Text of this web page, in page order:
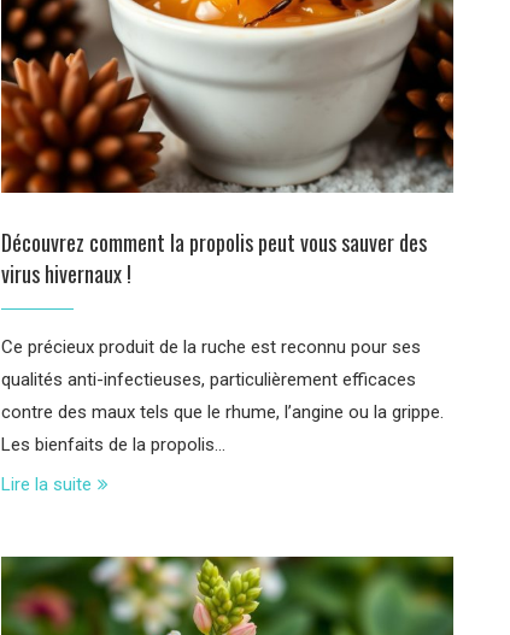
Découvrez comment la propolis peut vous sauver des
virus hivernaux !
Ce précieux produit de la ruche est reconnu pour ses
qualités anti-infectieuses, particulièrement efficaces
contre des maux tels que le rhume, l’angine ou la grippe.
Les bienfaits de la propolis…
Lire la suite